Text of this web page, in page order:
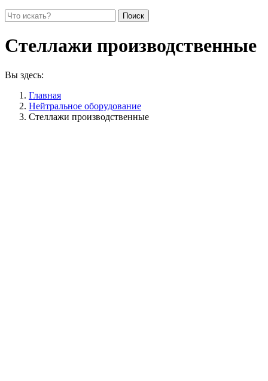
Стеллажи производственные
Вы здесь:
Главная
Нейтральное оборудование
Стеллажи производственные